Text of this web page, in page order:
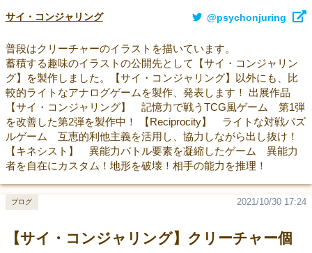
サイ・コンジャリング @psychonjuring
普段はクリーチャーのイラストを描いています。
蓄積する趣味のイラストの公開先として【サイ・コンジャリン
グ】を製作しました。【サイ・コンジャリング】以外にも、比
較的ライトなアナログゲームを製作、発表します！ 出展作品
【サイ・コンジャリング】 記憶力で戦うTCG風ゲーム 第1弾
を改善した第2弾を製作中！ 【Reciprocity】 ライトな対戦パズ
ルゲーム 互恵的利他主義を活用し、協力しながら出し抜け！
【キネシスト】 異能力バトル要素を凝縮したゲーム 異能力
者を自在にカスタム！地形を破壊！相手の能力を推理！
【サイ・コンジャリング】クリーチャー個
2021/10/30 17:24
ブログ